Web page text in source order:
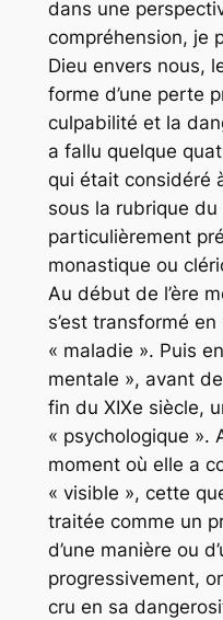
dans une
compréhension, je
Dieu envers nous,
forme d’une perte
culpabilité et la
a fallu quelque
qui était considéré
sous la rubrique du
particulièrement
monastique ou
Au début de l’ère
s’est transformé
« maladie ». Puis
mentale », avant
fin du XIXe siècle,
« psychologique ».
moment où elle a
« visible », cette
traitée comme un
d’une manière ou
progressivement,
cru en sa